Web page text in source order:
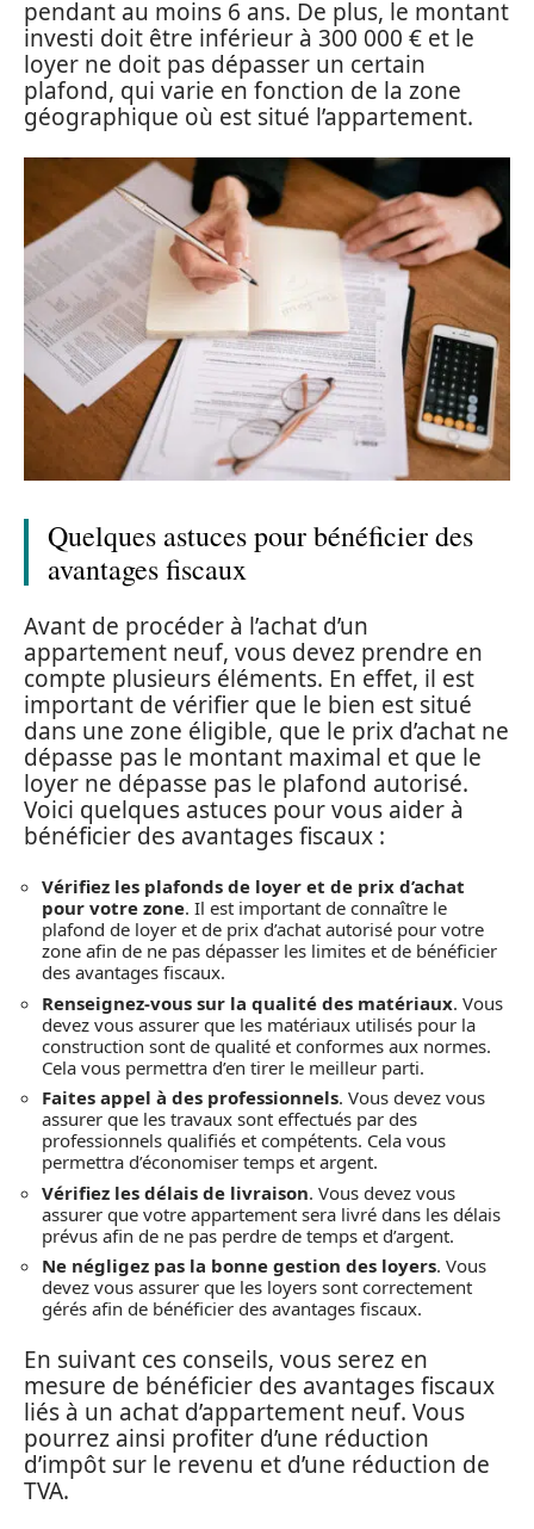
pendant au moins 6 ans. De plus, le montant
investi doit être inférieur à 300 000 € et le
loyer ne doit pas dépasser un certain
plafond, qui varie en fonction de la zone
géographique où est situé l’appartement.
Quelques astuces pour bénéficier des
avantages fiscaux
Avant de procéder à l’achat d’un
appartement neuf, vous devez prendre en
compte plusieurs éléments. En effet, il est
important de vérifier que le bien est situé
dans une zone éligible, que le prix d’achat ne
dépasse pas le montant maximal et que le
loyer ne dépasse pas le plafond autorisé.
Voici quelques astuces pour vous aider à
bénéficier des avantages fiscaux :
Vérifiez les plafonds de loyer et de prix d’achat
pour votre zone. Il est important de connaître le
plafond de loyer et de prix d’achat autorisé pour votre
zone afin de ne pas dépasser les limites et de bénéficier
des avantages fiscaux.
Renseignez-vous sur la qualité des matériaux. Vous
devez vous assurer que les matériaux utilisés pour la
construction sont de qualité et conformes aux normes.
Cela vous permettra d’en tirer le meilleur parti.
Faites appel à des professionnels. Vous devez vous
assurer que les travaux sont effectués par des
professionnels qualifiés et compétents. Cela vous
permettra d’économiser temps et argent.
Vérifiez les délais de livraison. Vous devez vous
assurer que votre appartement sera livré dans les délais
prévus afin de ne pas perdre de temps et d’argent.
Ne négligez pas la bonne gestion des loyers. Vous
devez vous assurer que les loyers sont correctement
gérés afin de bénéficier des avantages fiscaux.
En suivant ces conseils, vous serez en
mesure de bénéficier des avantages fiscaux
liés à un achat d’appartement neuf. Vous
pourrez ainsi profiter d’une réduction
d’impôt sur le revenu et d’une réduction de
TVA.